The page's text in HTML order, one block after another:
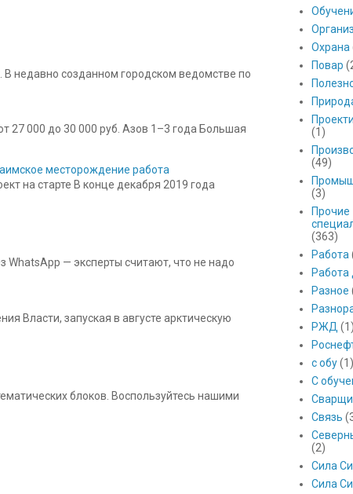
недавно созданном городском ведомстве по
27 000 до 30 000 руб. Азов 1–3 года Большая
месторождение работа
на старте В конце декабря 2019 года
WhatsApp — эксперты считают, что не надо
Власти, запуская в августе арктическую
блоков. Воспользуйтесь нашими
Охрана
Повар
(1)
(49)
(3)
Прочие
(363)
Работа
Работа
Разное
РЖД
с обу (1)
С
Связь
(2)
Сила
Сила